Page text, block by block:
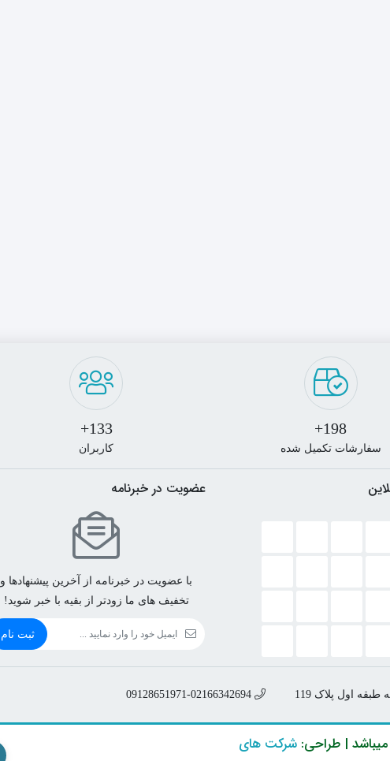
198+
سفارشات تکمیل شده
133+
کاربران
عضویت در خبرنامه
با عضویت در خبرنامه از آخرین پیشنهادها و
تخفیف های ما زودتر از بقیه با خبر شوید!
ثبت نام
اول پلاک 119 09128651971-02166342694
| طراحی: شرکت های